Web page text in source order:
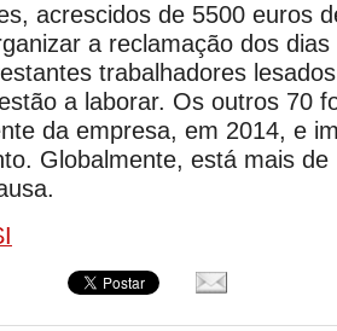
acrescidos de 5500 euros
a reclamação dos
trabalhadores
a laborar. Os outros 70
da empresa, em 2014, e
Globalmente, está mais de